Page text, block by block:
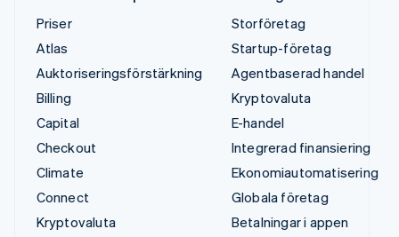
Priser
Atlas
Auktoriseringsförstärkning
Billing
Capital
Checkout
Climate
Connect
Kryptovaluta
Storföretag
Startup-företag
Agentbaserad handel
Kryptovaluta
E-handel
Integrerad finansiering
Ekonomiautomatisering
Globala företag
Betalningar i appen